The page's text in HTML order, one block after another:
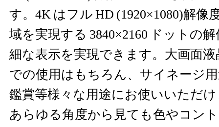
す。4K はフル HD (1920×1080)解像
域を実現する 3840×2160 ドットの
細な表示を実現できます。大画面
での使用はもちろん、サイネージ
鑑賞等様々な用途にお使いいただ
あらゆる角度から見ても色やコン